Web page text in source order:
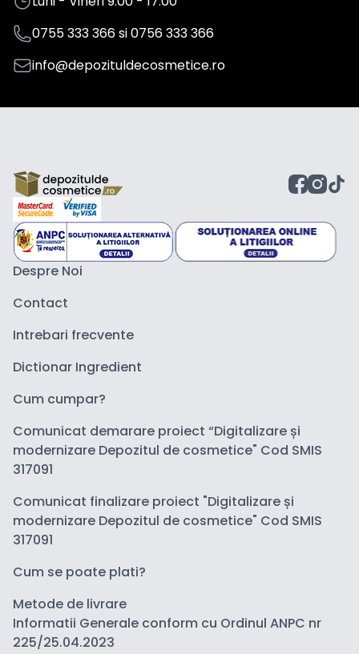
0755 333 366si0756 333 366
info@depozituldecosmetice.ro
Despre Noi
Contact
Intrebari frecvente
Dictionar Ingredient
Cum cumpar?
Comunicat demarare proiect “Digitalizare și
modernizare Depozitul de cosmetice" Cod SMIS
317091
Comunicat finalizare proiect "Digitalizare și
modernizare Depozitul de cosmetice" Cod SMIS
317091
Cum se poate plati?
Metode de livrare
Informatii Generale conform cu Ordinul ANPC nr
225/25.04.2023